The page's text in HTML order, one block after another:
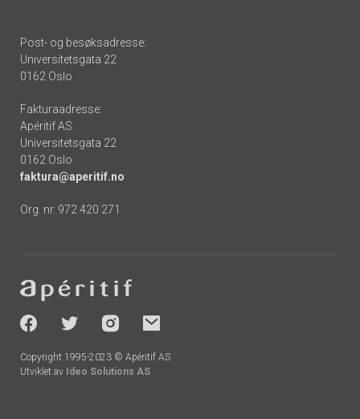
Post- og besøksadresse:
Universitetsgata 22
0162 Oslo
Fakturaadresse:
Apéritif AS
Universitetsgata 22
0162 Oslo
faktura@aperitif.no
Org. nr. 972 420 271
-
socials
Copyright 1995-2023 © Apéritif AS
Utviklet av Ideo Solutions AS